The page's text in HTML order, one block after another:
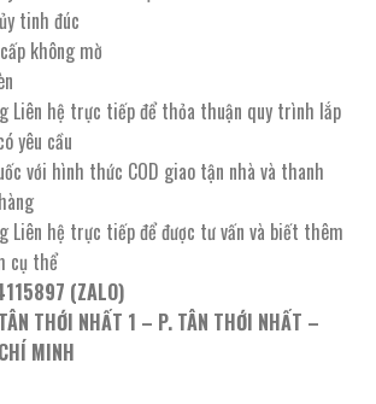
tinh đúc
không mờ
Liên hệ trực tiếp để thỏa thuận quy trình lắp
yêu cầu
với hình thức COD giao tận nhà và thanh
Liên hệ trực tiếp để được tư vấn và biết thêm
cụ thể
(ZALO)
THỚI NHẤT 1 – P. TÂN THỚI NHẤT –
MINH